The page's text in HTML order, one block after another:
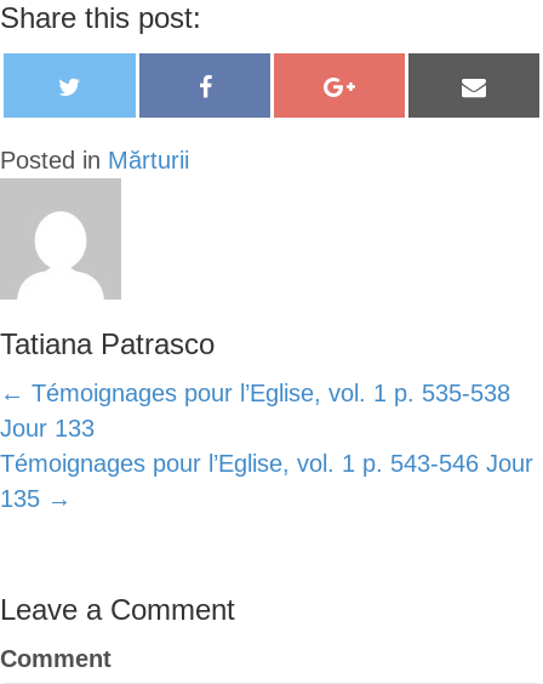
Share this post:
w
i
a
o
m
Posted in Mărturii
Tatiana Patrasco
Posts
navigation
← Témoignages pour l’Eglise, vol. 1 p. 535-538
Jour 133
Témoignages pour l’Eglise, vol. 1 p. 543-546 Jour
135 →
Leave a Comment
Comment